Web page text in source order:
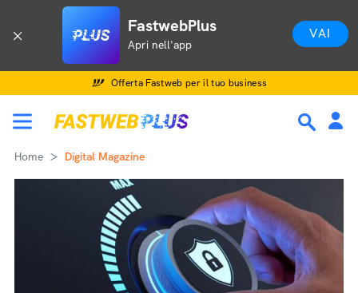
FastwebPlus
Apri nell'app
VAI
Offerta Fastweb per il tuo business
Home Digital Magazine